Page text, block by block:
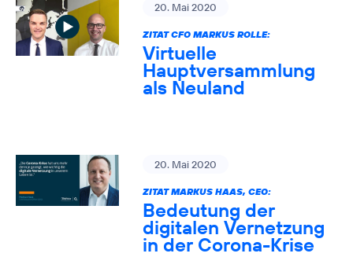
20. Mai 2020
ZITAT CFO MARKUS ROLLE:
Virtuelle
Hauptversammlung
als Neuland
20. Mai 2020
ZITAT MARKUS HAAS, CEO:
Bedeutung der
digitalen Vernetzung
in der Corona-Krise